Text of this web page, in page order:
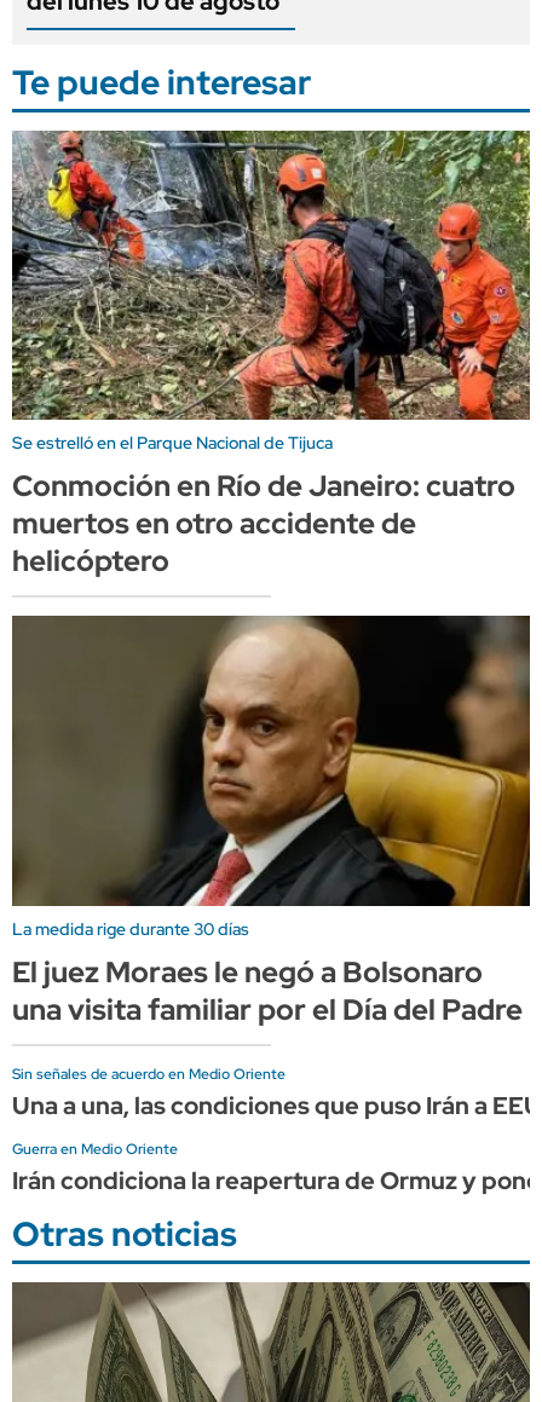
Te puede interesar
Se estrelló en el Parque Nacional de Tijuca
Conmoción en Río de Janeiro: cuatro
muertos en otro accidente de
helicóptero
La medida rige durante 30 días
El juez Moraes le negó a Bolsonaro
una visita familiar por el Día del Padre
Sin señales de acuerdo en Medio Oriente
Una a una, las condiciones que puso Irán a
Guerra en Medio Oriente
Irán condiciona la reapertura de Ormuz y
Otras noticias